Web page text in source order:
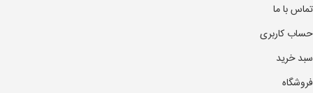
تماس با ما
حساب کاربری
سبد خرید
فروشگاه